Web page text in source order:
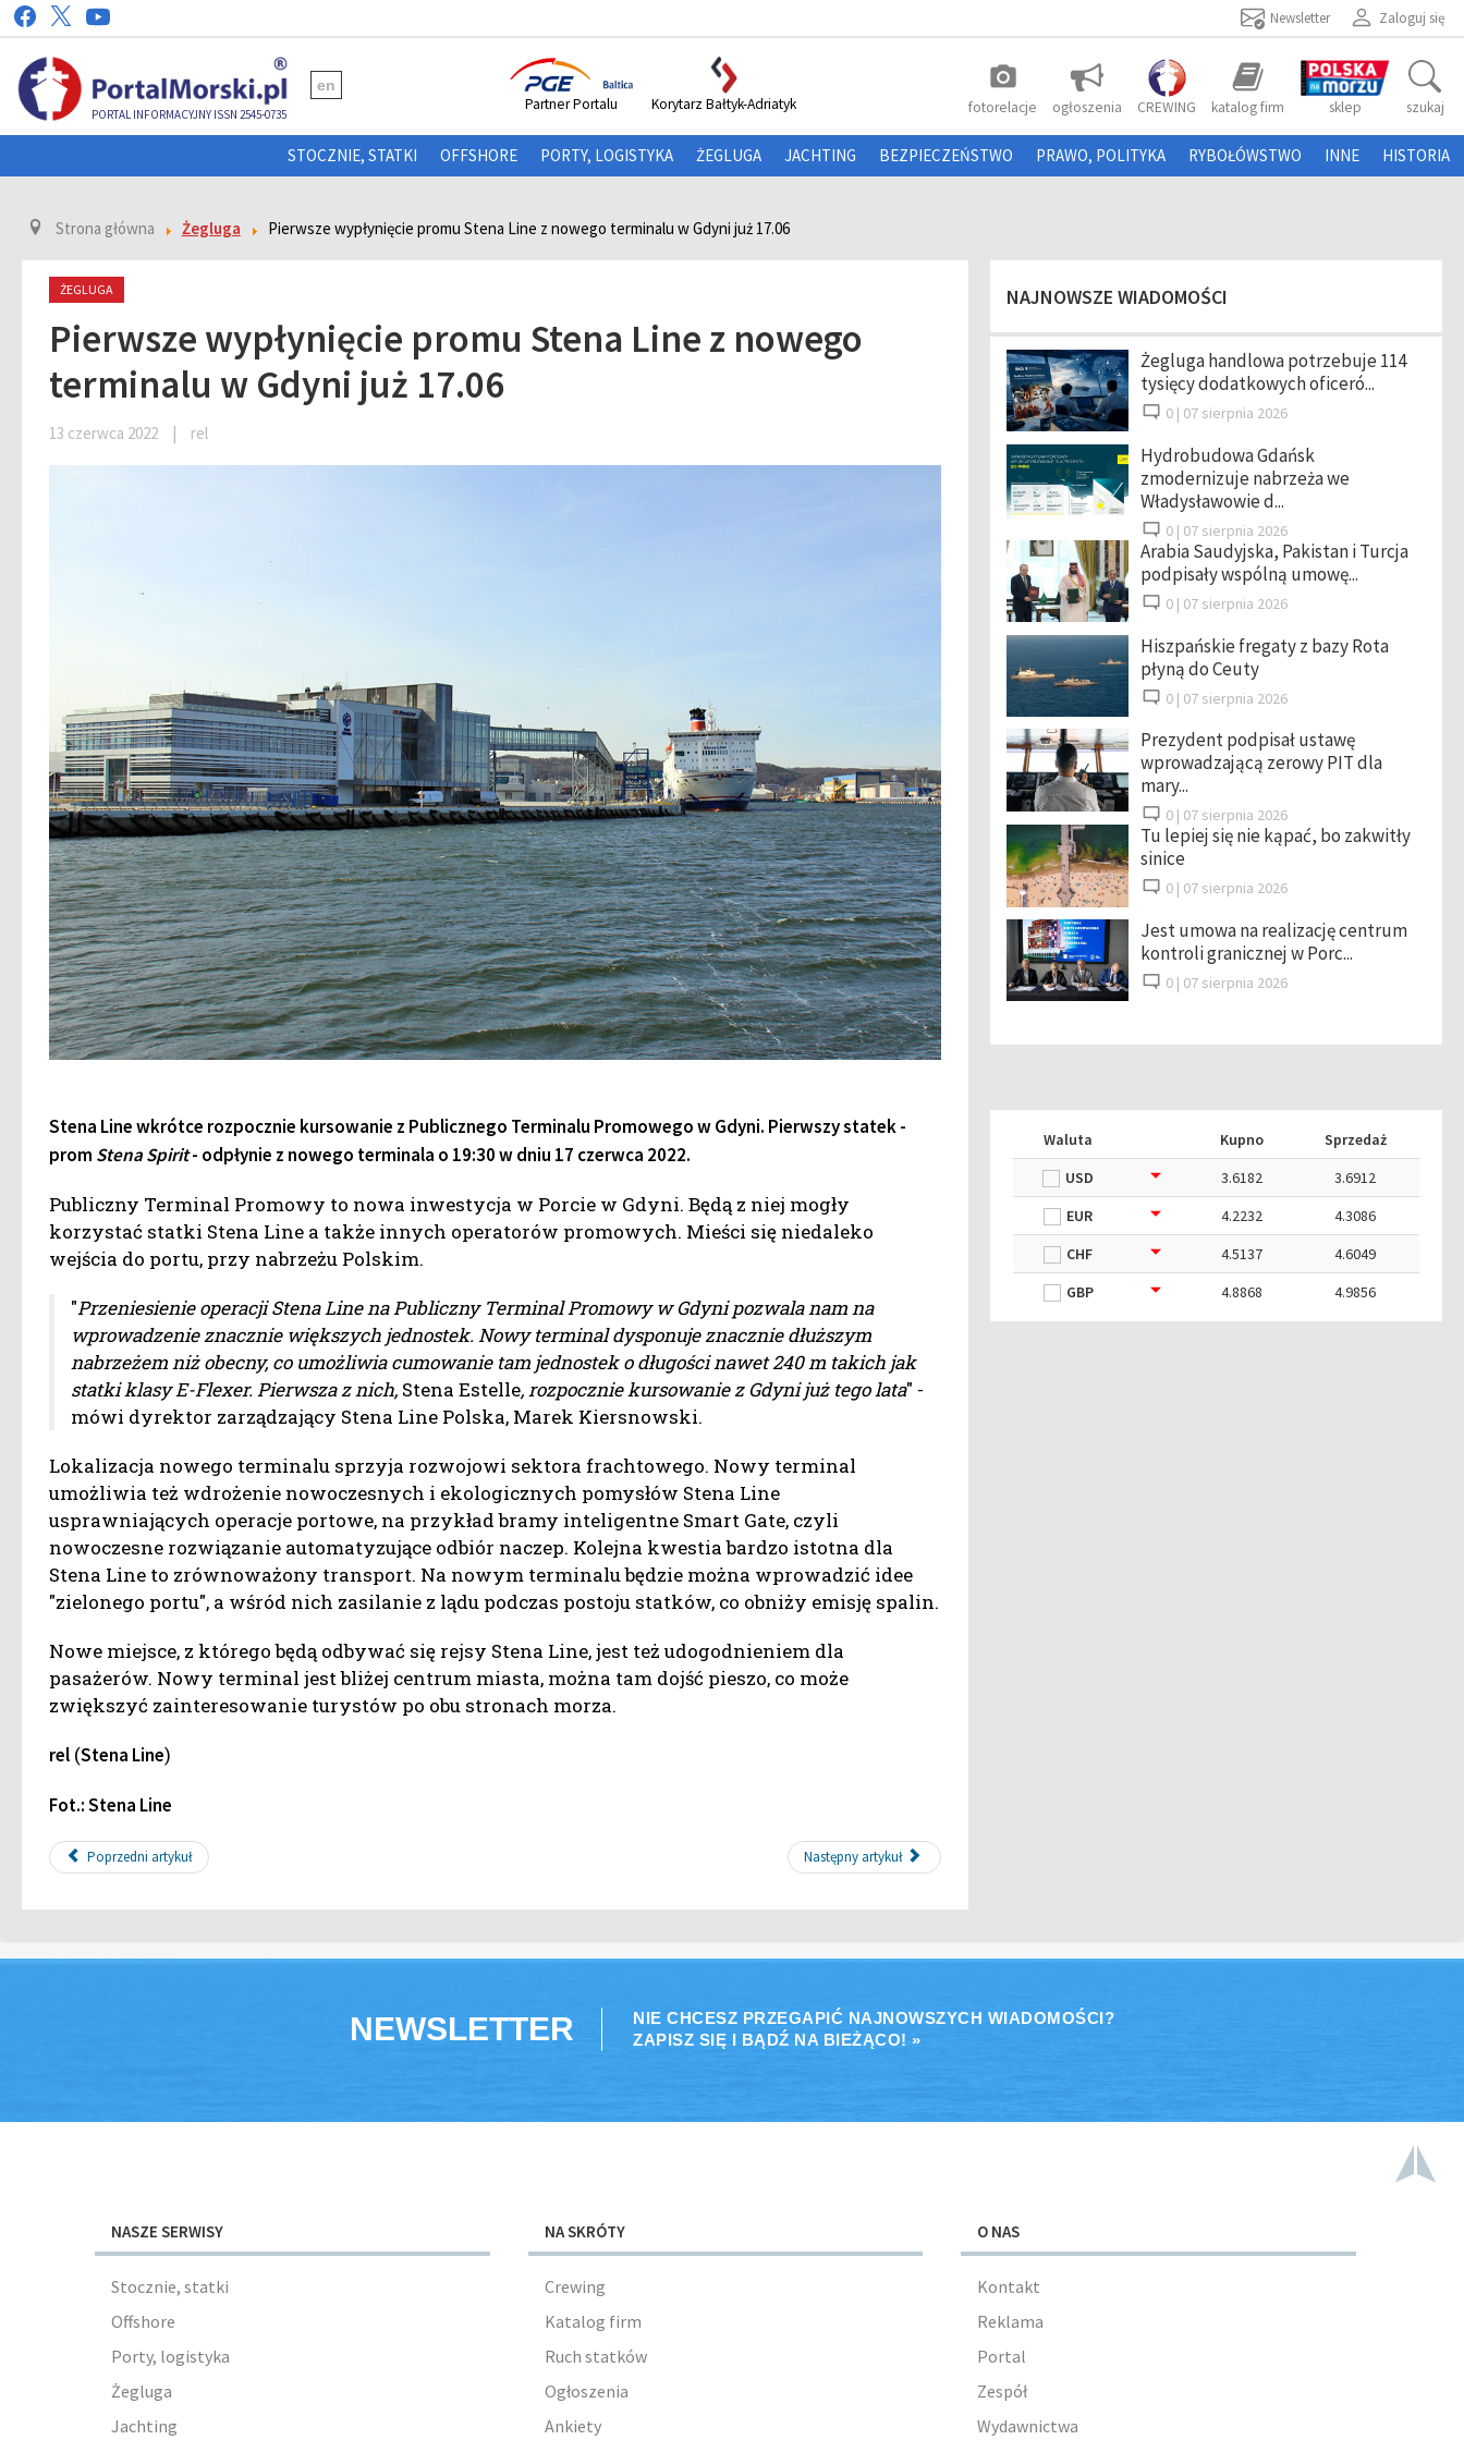
Zaloguj się
Newsletter
PORTAL INFORMACYJNY ISSN 2545-0735
en photo_camera
fotorelacje ogłoszenia CREWING katalog firm sklep szukaj
Partner Portalu Korytarz Bałtyk-Adriatyk
STOCZNIE, STATKI OFFSHORE PORTY, LOGISTYKA ŻEGLUGA JACHTING BEZPIECZEŃSTWO PRAWO, POLITYKA RYBOŁÓWSTWO INNE HISTORIA
Strona główna Żegluga Pierwsze wypłynięcie promu Stena Line z nowego terminalu w Gdyni już 17.06
ŻEGLUGA
Pierwsze wypłynięcie promu Stena Line z nowego
terminalu w Gdyni już 17.06
13 czerwca 2022 | rel
Stena Line wkrótce rozpocznie kursowanie z Publicznego Terminalu Promowego w Gdyni. Pierwszy statek -
prom Stena Spirit- odpłynie z nowego terminala o 19:30 w dniu 17 czerwca 2022.
Publiczny Terminal Promowy to nowa inwestycja w Porcie w Gdyni. Będą z niej mogły
korzystać statki Stena Line a także innych operatorów promowych. Mieści się niedaleko
wejścia do portu, przy nabrzeżu Polskim.
"Przeniesienie operacji Stena Line na Publiczny Terminal Promowy w Gdyni pozwala nam na
wprowadzenie znacznie większych jednostek. Nowy terminal dysponuje znacznie dłuższym
nabrzeżem niż obecny, co umożliwia cumowanie tam jednostek o długości nawet 240 m takich jak
statki klasy E-Flexer. Pierwsza z nich, Stena Estelle, rozpocznie kursowanie z Gdyni już tego lata" -
mówi dyrektor zarządzający Stena Line Polska, Marek Kiersnowski.
Lokalizacja nowego terminalu sprzyja rozwojowi sektora frachtowego. Nowy terminal
umożliwia też wdrożenie nowoczesnych i ekologicznych pomysłów Stena Line
usprawniających operacje portowe, na przykład bramy inteligentne Smart Gate, czyli
nowoczesne rozwiązanie automatyzujące odbiór naczep. Kolejna kwestia bardzo istotna dla
Stena Line to zrównoważony transport. Na nowym terminalu będzie można wprowadzić idee
"zielonego portu", a wśród nich zasilanie z lądu podczas postoju statków, co obniży emisję spalin.
Nowe miejsce, z którego będą odbywać się rejsy Stena Line, jest też udogodnieniem dla
pasażerów. Nowy terminal jest bliżej centrum miasta, można tam dojść pieszo, co może
zwiększyć zainteresowanie turystów po obu stronach morza.
rel (Stena Line)
Fot.: Stena Line
Poprzedni artykuł Następny artykuł
NAJNOWSZE WIADOMOŚCI
Żegluga handlowa potrzebuje 114
tysięcy dodatkowych oficeró...
0 | 07 sierpnia 2026
Hydrobudowa Gdańsk
zmodernizuje nabrzeża we
Władysławowie d...
0 | 07 sierpnia 2026
Arabia Saudyjska, Pakistan i Turcja
podpisały wspólną umowę...
0 | 07 sierpnia 2026
Hiszpańskie fregaty z bazy Rota
płyną do Ceuty
0 | 07 sierpnia 2026
Prezydent podpisał ustawę
wprowadzającą zerowy PIT dla
mary...
0 | 07 sierpnia 2026
Tu lepiej się nie kąpać, bo zakwitły
sinice
0 | 07 sierpnia 2026
Jest umowa na realizację centrum
kontroli granicznej w Porc...
0 | 07 sierpnia 2026
Waluta Kupno
Sprzedaż
USD
3.6182
3.6912
EUR
4.2232
4.3086
CHF
4.5137
4.6049
GBP
4.8868 4.9856
NEWSLETTER
NIE CHCESZ PRZEGAPIĆ NAJNOWSZYCH WIADOMOŚCI?
ZAPISZ SIĘ I BĄDŹ NA BIEŻĄCO! »
NASZE SERWISY
Stocznie, statki
Offshore
Porty, logistyka
Żegluga
Jachting
NA SKRÓTY
Crewing
Katalog firm
Ruch statków
Ogłoszenia
Ankiety
O NAS
Kontakt
Reklama
Portal
Zespół
Wydawnictwa